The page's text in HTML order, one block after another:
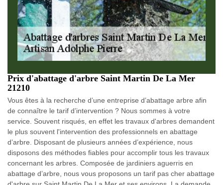
Prix d'abattage d'arbre Saint Martin De La Mer
21210
Vous êtes à la recherche d’une entreprise d’abattage arbre afin
de connaître le tarif d’intervention ? Nous sommes à votre
service. Souvent risqués, en effet les travaux d'arbres demandent
le plus souvent l'intervention des professionnels en abattage
d’arbre. Disposant de plusieurs années d’expérience, nous
disposons des méthodes fiables pour accomplir tous les travaux
concernant les arbres. Composée de jardiniers aguerris en
abattage d’arbre, nous vous proposons un tarif pas cher abattage